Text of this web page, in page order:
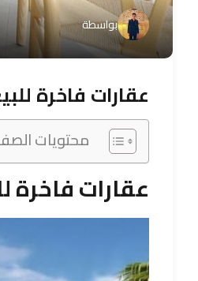
بواسطة
عقارات فاخرة
محتويات
عقارات فاخرة